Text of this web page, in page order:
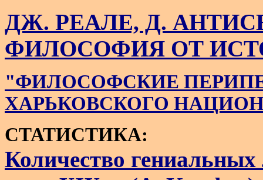
ДЖ. РЕАЛЕ, Д.
ФИЛОСОФИЯ ОТ
"ФИЛОСОФСКИЕ
ХАРЬКОВСКОГО
СТАТИСТИКА:
Количество